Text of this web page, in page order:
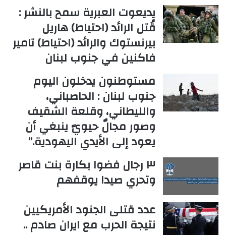
يديعوت العبرية سمح بالنشر :
قُتل الرائد (احتياط) هاريل
بيرنستوك والرائد (احتياط) تامير
فاكنين في جنوب لبنان
مستوطنون يدخلون اليوم
جنوب لبنان : الحاصباني،
والليطاني، وقلعة الشقيف
وصور مجالٌ حيويّ ينبغي أن
يعود إلى الأيدي اليهودية.”
٣ رجال فضوا بكارة بنت قاصر
وتحري صيدا يوقفهم
عدد قتلى الجنود الأمريكيين
نتيجة الحرب مع ايران صادم ..